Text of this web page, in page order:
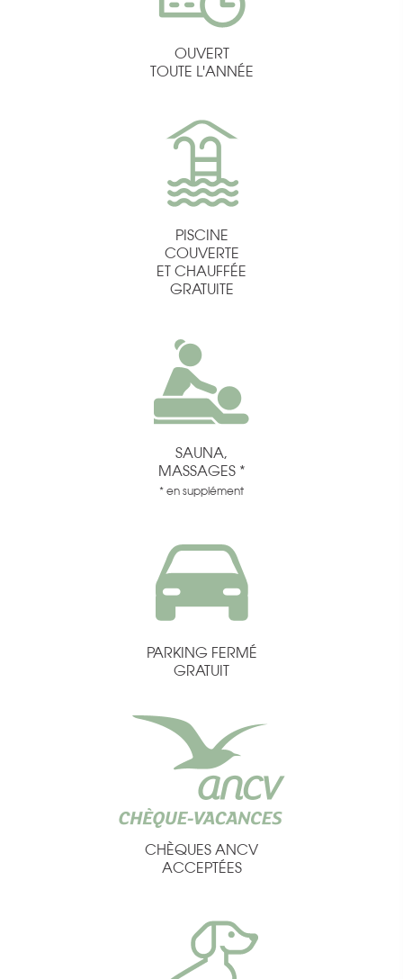
OUVERT
TOUTE L'ANNÉE
PISCINE
COUVERTE
ET CHAUFFÉE
GRATUITE
SAUNA,
MASSAGES *
* en supplément
PARKING FERMÉ
GRATUIT
CHÈQUES ANCV
ACCEPTÉES